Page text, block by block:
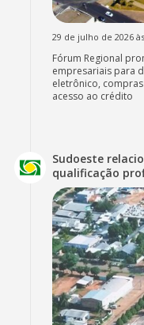
29 de julho de 2026
Fórum Regional
empresariais para
eletrônico,
acesso ao crédito
Sudoeste
qualificação